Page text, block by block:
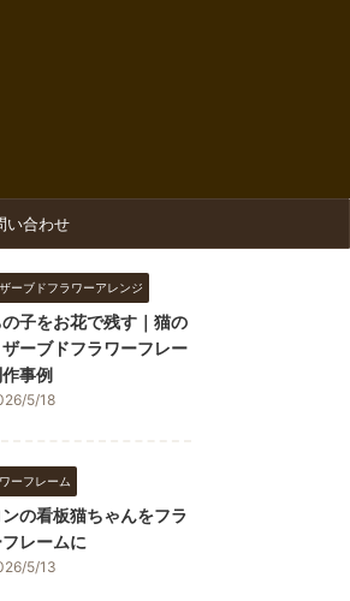
い合わせ
ーブドフラワーアレンジ
の子をお花で残す｜猫の
ーブドフラワーフレー
事例
5/18
ーフレーム
の看板猫ちゃんをフラ
フレームに
5/13